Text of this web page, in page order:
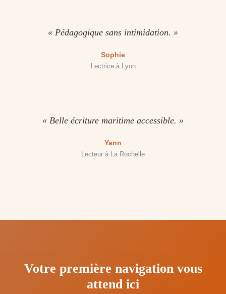
« Pédagogique sans intimidation. »
Sophie
Lectrice à Lyon
« Belle écriture maritime accessible. »
Yann
Lecteur à La Rochelle
Votre première navigation vous
attend ici